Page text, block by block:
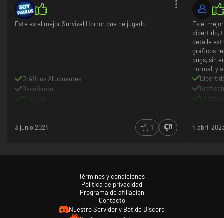
Este es el mejor Survival Horror que he jugado
Gráficos Alucinantes
Desafiante
3 junio 2024 1
Es el
dibertido,
detalle
gráficos
bugs, sin
normal, y
4 abril
Términos y condiciones
Política de privacidad
Programa de afiliación
Contacto
Nuestro Servidor y Bot de Discord